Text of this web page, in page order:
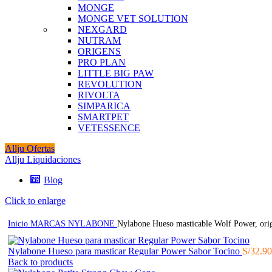
MONGE
MONGE VET SOLUTION
NEXGARD
NUTRAM
ORIGENS
PRO PLAN
LITTLE BIG PAW
REVOLUTION
RIVOLTA
SIMPARICA
SMARTPET
VETESSENCE
Allju Ofertas
Allju Liquidaciones
Blog
Click to enlarge
Inicio MARCAS NYLABONE Nylabone Hueso masticable Wolf Power,
Nylabone Hueso para masticar Regular Power Sabor Tocino S/32.90
Back to products